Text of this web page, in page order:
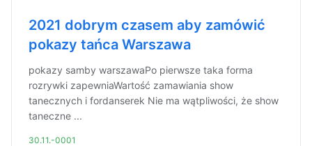
2021 dobrym czasem aby zamówić
pokazy tańca Warszawa
pokazy samby warszawaPo pierwsze taka forma
rozrywki zapewniaWartość zamawiania show
tanecznych i fordanserek Nie ma wątpliwości, że show
taneczne ...
30.11.-0001